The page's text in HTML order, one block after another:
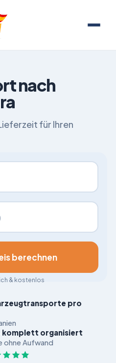
nach
für Ihren
berechnen
& kostenlos
pro
komplett organisiert
ohne Aufwand